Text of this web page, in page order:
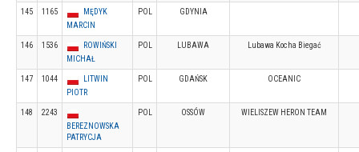
145 1165
MĘDYK
MARCIN
POL GDYNIA
146 1536
ROWIŃSKI
MICHAŁ
POL LUBAWA Lubawa Kocha Biegać
147 1044
LITWIN
PIOTR
POL GDAŃSK OCEANIC
148
2243
BEREZNOWSKA
PATRYCJA
POL OSSÓW WIELISZEW HERON TEAM